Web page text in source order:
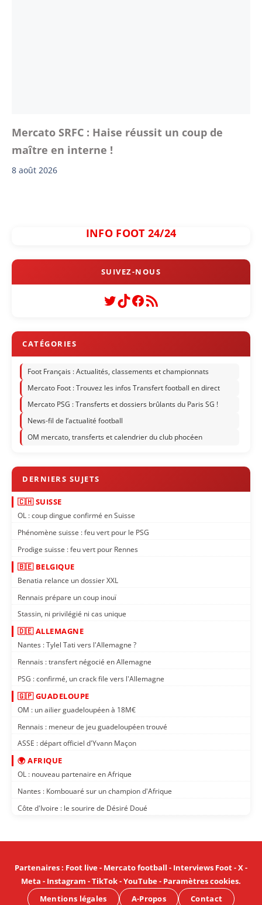
Mercato SRFC : Haise réussit un coup de
maître en interne !
8 août 2026
INFO FOOT 24/24
Twitter
TikTok
Facebook
Flux RSS
Foot Français : Actualités, classements et championnats
Mercato Foot : Trouvez les infos Transfert football en direct
Mercato PSG : Transferts et dossiers brûlants du Paris SG !
News-fil de l’actualité football
OM mercato, transferts et calendrier du club phocéen
🇨🇭 SUISSE
OL : coup dingue confirmé en Suisse
Phénomène suisse : feu vert pour le PSG
Prodige suisse : feu vert pour Rennes
🇧🇪 BELGIQUE
Benatia relance un dossier XXL
Rennais prépare un coup inouï
Stassin, ni privilégié ni cas unique
🇩🇪 ALLEMAGNE
Nantes : Tylel Tati vers l'Allemagne ?
Rennais : transfert négocié en Allemagne
PSG : confirmé, un crack file vers l'Allemagne
🇬🇵 GUADELOUPE
OM : un ailier guadeloupéen à 18M€
Rennais : meneur de jeu guadeloupéen trouvé
ASSE : départ officiel d'Yvann Maçon
🌍 AFRIQUE
OL : nouveau partenaire en Afrique
Nantes : Kombouaré sur un champion d'Afrique
Côte d'Ivoire : le sourire de Désiré Doué
Partenaires: Foot live- Mercato football - Interviews Foot-X-
Meta - Instagram -TikTok-YouTube- Paramètres cookies.
Mentions légales
A-Propos Contact